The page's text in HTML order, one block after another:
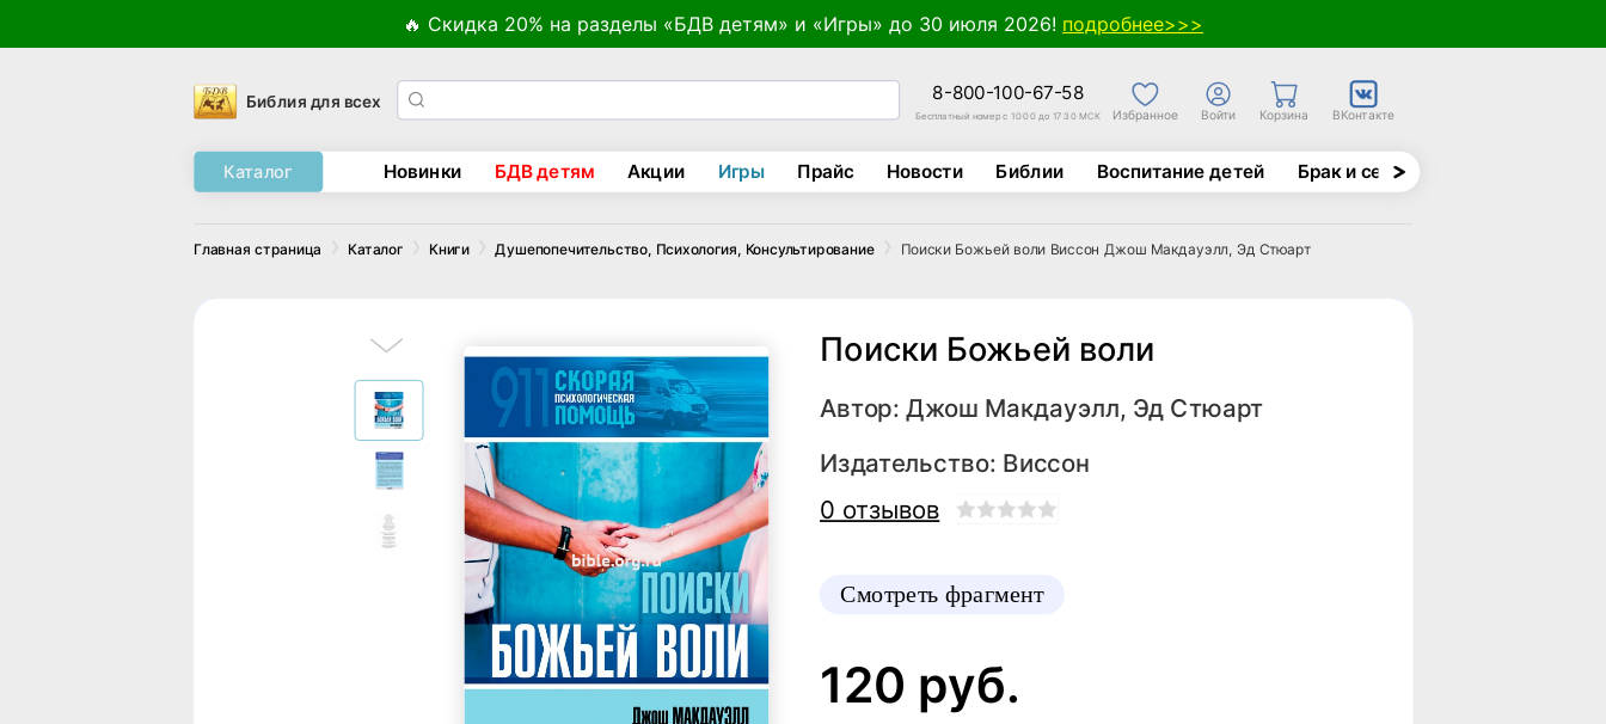
🔥 Скидка 20% на разделы «БДВ детям» и «Игры» до 30 июля 2026! подробнее>>>
Библия для всех 8-800-100-67-58
Бесплатный номер с 10:00 до 17:30 МСК Избранное Войти Корзина ВКонтакте
Каталог Новинки БДВ детям Акции Игры Прайс Новости Библии Воспитание детей Брак и семья
Главная страница Каталог Книги Душепопечительство, Психология, Консультирование Поиски Божьей воли Виссон Джош Макдауэлл, Эд Стюарт
Поиски Божьей воли
Автор:Джош Макдауэлл, Эд Стюарт
Издательство: Виссон
0 отзывов
Смотреть фрагмент
120 руб.